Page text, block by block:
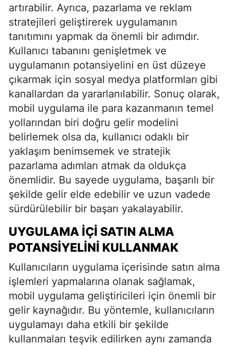
artırabilir. Ayrıca, pazarlama ve reklam
stratejileri geliştirerek uygulamanın
tanıtımını yapmak da önemli bir adımdır.
Kullanıcı tabanını genişletmek ve
uygulamanın potansiyelini en üst düzeye
çıkarmak için sosyal medya platformları gibi
kanallardan da yararlanılabilir. Sonuç olarak,
mobil uygulama ile para kazanmanın temel
yollarından biri doğru gelir modelini
belirlemek olsa da, kullanıcı odaklı bir
yaklaşım benimsemek ve stratejik
pazarlama adımları atmak da oldukça
önemlidir. Bu sayede uygulama, başarılı bir
şekilde gelir elde edebilir ve uzun vadede
sürdürülebilir bir başarı yakalayabilir.
UYGULAMA İÇI SATIN ALMA
POTANSIYELINI KULLANMAK
Kullanıcıların uygulama içerisinde satın alma
işlemleri yapmalarına olanak sağlamak,
mobil uygulama geliştiricileri için önemli bir
gelir kaynağıdır. Bu yöntemle, kullanıcıların
uygulamayı daha etkili bir şekilde
kullanmaları teşvik edilirken aynı zamanda